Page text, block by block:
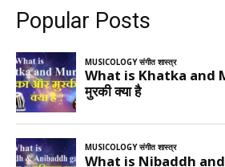
Popular Posts